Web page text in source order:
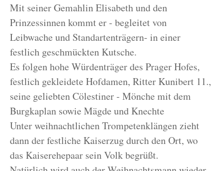
Mit seiner Gemahlin Elisabeth und den
Prinzessinnen kommt er - begleitet von
Leibwache und Standartenträgern- in einer
festlich geschmückten Kutsche.
Es folgen hohe Würdenträger des Prager Hofes,
festlich gekleidete Hofdamen, Ritter Kunibert 11.,
seine geliebten Cölestiner - Mönche mit dem
Burgkaplan sowie Mägde und Knechte
Unter weihnachtlichen Trompetenklängen zieht
dann der festliche Kaiserzug durch den Ort, wo
das Kaiserehepaar sein Volk begrüßt.